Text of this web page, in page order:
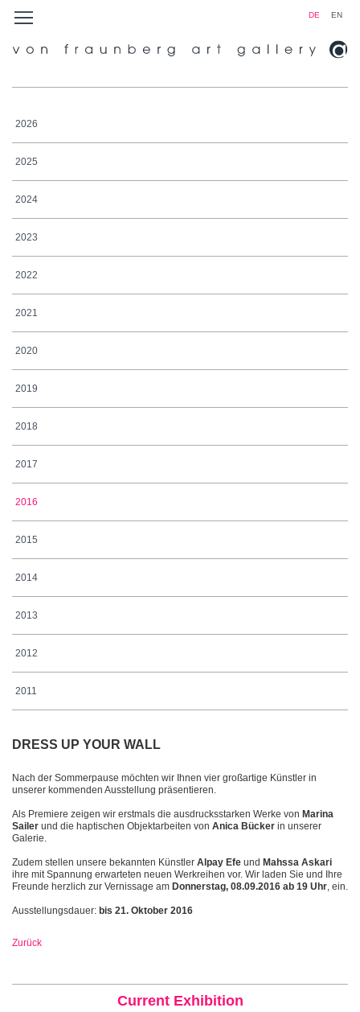
DE EN
2026
2025
2024
2023
2022
2021
2020
2019
2018
2017
2016
2015
2014
2013
2012
2011
DRESS UP YOUR WALL
Nach der Sommerpause möchten wir Ihnen vier großartige Künstler in
unserer kommenden Ausstellung präsentieren.
Als Premiere zeigen wir erstmals die ausdrucksstarken Werke von Marina
Sailer und die haptischen Objektarbeiten von Anica Bücker in unserer
Galerie.
Zudem stellen unsere bekannten Künstler Alpay Efe und Mahssa Askari
ihre mit Spannung erwarteten neuen Werkreihen vor. Wir laden Sie und Ihre
Freunde herzlich zur Vernissage am Donnerstag, 08.09.2016 ab 19 Uhr, ein.
Ausstellungsdauer: bis 21. Oktober 2016
Zurück
Current Exhibition